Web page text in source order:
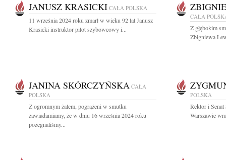
JANUSZ KRASICKI CAŁA POLSKA
11 września 2024 roku zmarł w wieku 92 lat Janusz
Krasicki instruktor pilot szybowcowy i...
CAŁA
Z głębokim
Zbigniewa
JANINA SKÓRCZYŃSKA CAŁA
POLSKA
Z ogromnym żalem, pogrążeni w smutku
zawiadamiamy, że w dniu 16 września 2024 roku
pożegnaliśmy...
POLSKA
Rektor i
Warszawie